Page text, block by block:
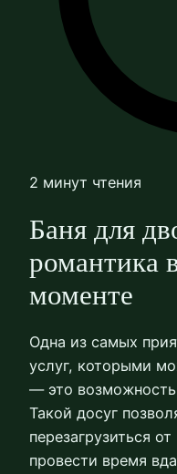
2 минут чтения
Баня для
романтика
моменте
Одна из самых
услуг, которыми
— это возможность
Такой досуг
перезагрузиться
провести время